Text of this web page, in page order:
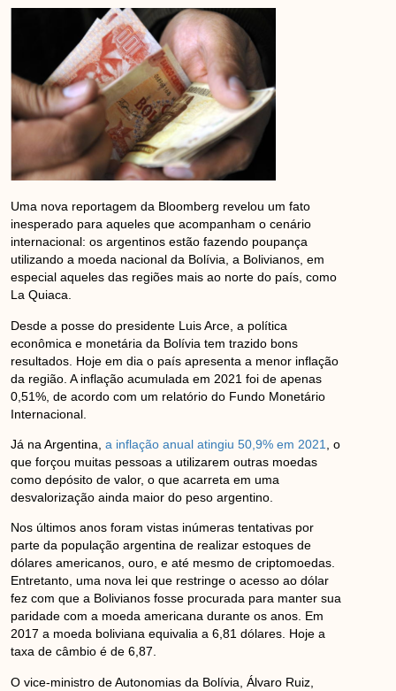
Uma nova reportagem da Bloomberg revelou um fato
inesperado para aqueles que acompanham o cenário
internacional: os argentinos estão fazendo poupança
utilizando a moeda nacional da Bolívia, a Bolivianos, em
especial aqueles das regiões mais ao norte do país, como
La Quiaca.
Desde a posse do presidente Luis Arce, a política
econômica e monetária da Bolívia tem trazido bons
resultados. Hoje em dia o país apresenta a menor inflação
da região. A inflação acumulada em 2021 foi de apenas
0,51%, de acordo com um relatório do Fundo Monetário
Internacional.
Já na Argentina,a inflação anual atingiu 50,9% em 2021
, o
que forçou muitas pessoas a utilizarem outras moedas
como depósito de valor, o que acarreta em uma
desvalorização ainda maior do peso argentino.
Nos últimos anos foram vistas inúmeras tentativas por
parte da população argentina de realizar estoques de
dólares americanos, ouro, e até mesmo de criptomoedas.
Entretanto, uma nova lei que restringe o acesso ao dólar
fez com que a Bolivianos fosse procurada para manter sua
paridade com a moeda americana durante os anos. Em
2017 a moeda boliviana equivalia a 6,81 dólares. Hoje a
taxa de câmbio é de 6,87.
O vice-ministro de Autonomias da Bolívia, Álvaro Ruiz,